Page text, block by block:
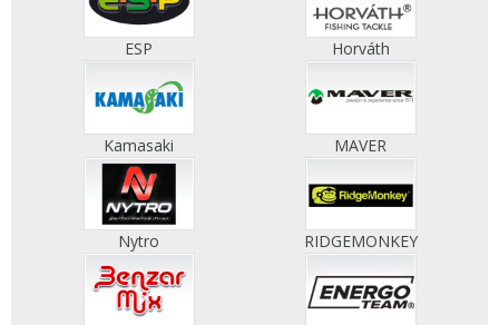
ESP Horváth
Kamasaki MAVER
Nytro RIDGEMONKEY